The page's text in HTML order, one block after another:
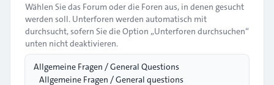
Wählen Sie das Forum oder die Foren aus, in denen gesucht
werden soll. Unterforen werden automatisch mit
durchsucht, sofern Sie die Option „Unterforen durchsuchen“
unten nicht deaktivieren.